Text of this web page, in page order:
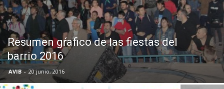
Butarque
Resumen gŕafico de las fiestas del
barrio 2016
AVIB - 20 junio, 2016